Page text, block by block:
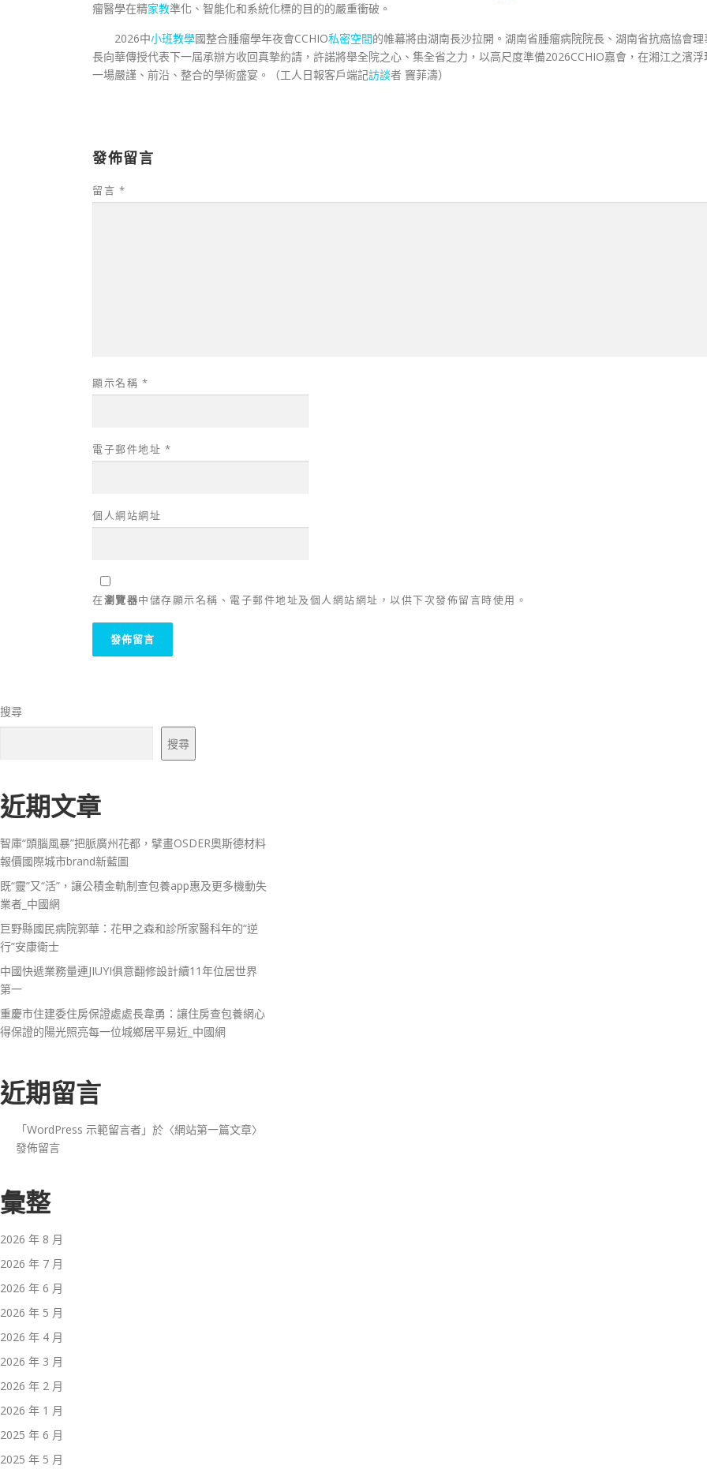
瘤醫學在精家教準化、智能化和系統化標的目的的嚴重衝破。
2026中小班教學國整合腫瘤學年夜會CCHIO私密空間的帷幕將由湖南長沙拉開。湖南省腫瘤病院院長、湖南省抗癌協會理
長向華傳授代表下一屆承辦方收回真摯約請，許諾將舉全院之心、集全省之力，以高尺度準備2026CCHIO嘉會，在湘江之濱浮
一場嚴謹、前沿、整合的學術盛宴。（工人日報客戶端記訪談者 竇菲濤）
發佈留言
留言 *
顯示名稱 *
電子郵件地址 *
個人網站網址
在瀏覽器中儲存顯示名稱、電子郵件地址及個人網站網址，以供下次發佈留言時使用。
搜尋
搜尋
近期文章
智庫“頭腦風暴”把脈廣州花都，擘畫OSDER奧斯德材料
報價國際城市brand新藍圖
既“靈”又“活”，讓公積金軌制查包養app惠及更多機動失
業者_中國網
巨野縣國民病院郭華：花甲之森和診所家醫科年的“逆
行”安康衛士
中國快遞業務量連JIUYI俱意翻修設計續11年位居世界
第一
重慶市住建委住房保證處處長韋勇：讓住房查包養網心
得保證的陽光照亮每一位城鄉居平易近_中國網
近期留言
「WordPress 示範留言者 」於〈網站第一篇文章〉
發佈留言
彙整
2026 年 8 月
2026 年 7 月
2026 年 6 月
2026 年 5 月
2026 年 4 月
2026 年 3 月
2026 年 2 月
2026 年 1 月
2025 年 6 月
2025 年 5 月